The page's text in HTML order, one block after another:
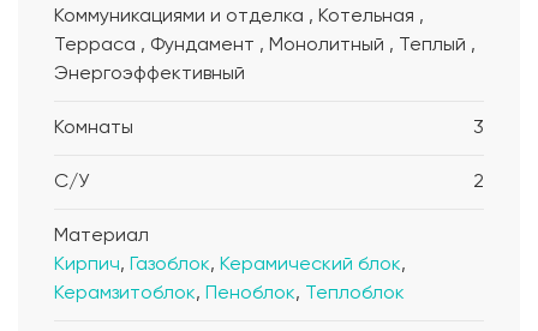
Коммуникациями и отделка , Котельная ,
Терраса , Фундамент , Монолитный , Теплый ,
Энергоэффективный
Комнаты 3
С/У 2
Материал
Кирпич, Газоблок, Керамический блок,
Керамзитоблок, Пеноблок, Теплоблок